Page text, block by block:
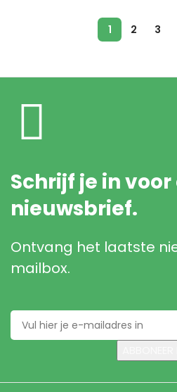
1 2 3
Schrijf je in voor
nieuwsbrief.
Ontvang het laatste
mailbox.